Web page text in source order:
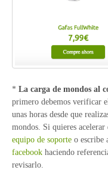
* La carga de mondos al
primero debemos verificar
unas horas desde que
mondos. Si quieres acelerar
equipo de soporte o escribe
facebook haciendo
revisarlo.